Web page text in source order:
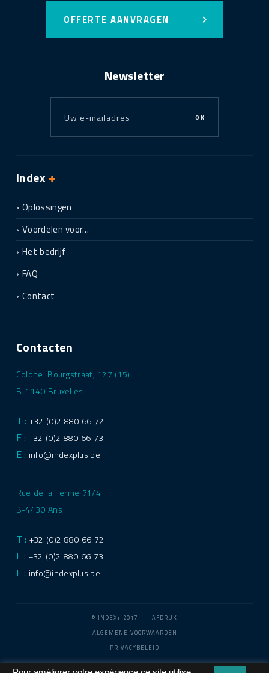
OFFERTE AANVRAGEN ›
Newsletter
OK
Index +
Oplossingen
Voordelen voor…
Het bedrijf
FAQ
Contact
Contacten
Colonel Bourgstraat, 127 (15)
B-1140 Bruxelles
T : +32 (0)2 880 66 72
F : +32 (0)2 880 66 73
E : info@indexplus.be
Rue de la Ferme 71/4
B-4430 Ans
T : +32 (0)2 880 66 72
F : +32 (0)2 880 66 73
E : info@indexplus.be
© INDEX+ 2017
AFDRUK
ALGEMENE VOORWAARDEN
PRIVACYBELEID